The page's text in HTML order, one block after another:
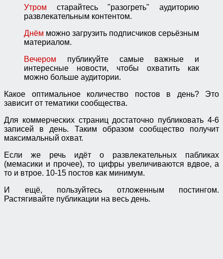
Утром старайтесь "разогреть" аудиторию
развлекательным контентом.
Днём можно загрузить подписчиков серьёзным
материалом.
Вечером публикуйте самые важные и
интересные новости, чтобы охватить как
можно больше аудитории.
Какое оптимальное количество постов в день? Это
зависит от тематики сообщества.
Для коммерческих страниц достаточно публиковать 4-6
записей в день. Таким образом сообщество получит
максимальный охват.
Если же речь идёт о развлекательных пабликах
(мемасики и прочее), то цифры увеличиваются вдвое, а
то и втрое. 10-15 постов как минимум.
И ещё, пользуйтесь отложенным постингом.
Растягивайте публикации на весь день.